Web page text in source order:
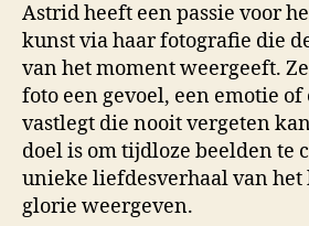
Astrid heeft een passie voor
kunst via haar fotografie die
van het moment weergeeft.
foto een gevoel, een emotie
vastlegt die nooit vergeten
doel is om tijdloze beelden te
unieke liefdesverhaal van
glorie weergeven.